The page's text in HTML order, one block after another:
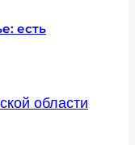
есть